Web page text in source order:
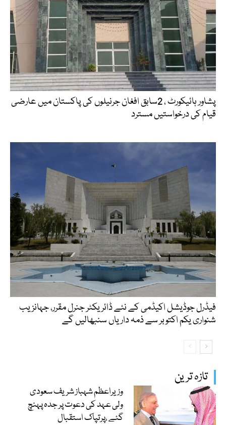
تازہ ترین
وزیراعظم شہباز شریف سعودی
ولی عہد کی دعوت پر جدہ پہنچ
گئے ،پرتپاک استقبال
پشاور ہائیکورٹ ، 2سابق افغان جرنیلوں کی پاکستان میں عارضی
قیام کی درخواستیں مسترد
فیڈرل جوڈیشل اکیڈمی کے نئے ڈائریکٹر جنرل مقرر، جہانزیب
شنواری یکم اکتوبر سے ذمہ داریاں سنبھالیں گے